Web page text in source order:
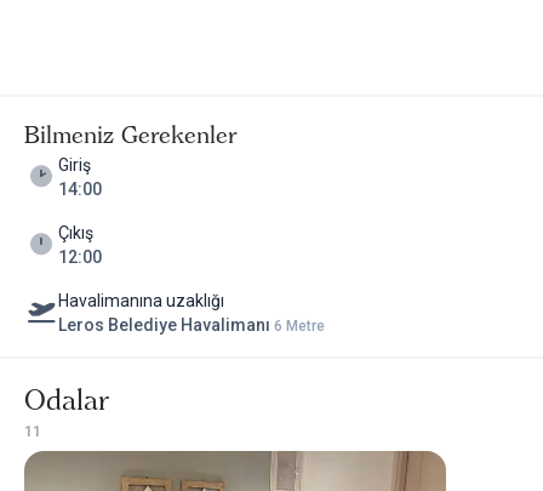
Bilmeniz Gerekenler
Giriş
14:00
Çıkış
12:00
Havalimanına uzaklığı
Leros Belediye Havalimanı 6 Metre
Odalar
1 1